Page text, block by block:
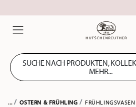
SUCHE NACH PRODUKTEN,
MEHR...
... OSTERN & FRÜHLING FRÜHLINGSVASEN